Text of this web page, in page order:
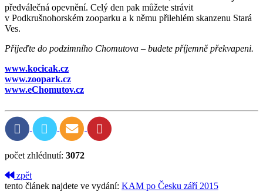
předválečná opevnění. Celý den pak můžete strávit
v Podkrušnohorském zooparku a k němu přilehlém skanzenu Stará
Ves.
Přijeďte do podzimního Chomutova – budete příjemně překvapeni.
www.kocicak.cz
www.zoopark.cz
www.eChomutov.cz
počet zhlédnutí: 3072
zpět
tento článek najdete ve vydání: KAM po Česku září 2015